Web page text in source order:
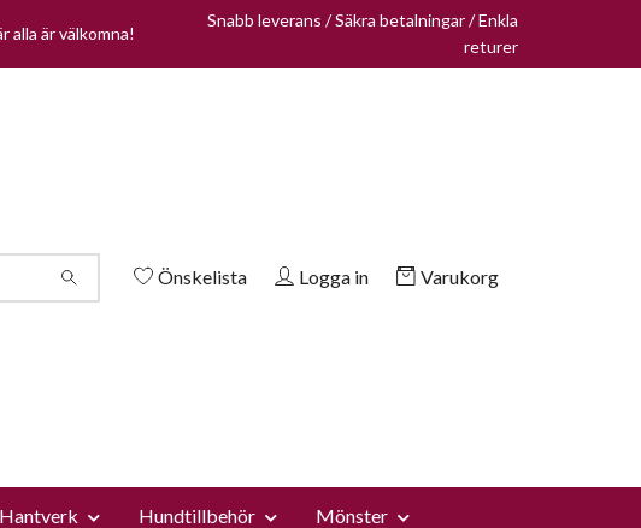
alla är välkomna!
Snabb leverans / Säkra betalningar / Enkla
returer
Önskelista Logga in Varukorg
Hantverk Hundtillbehör
Mönster